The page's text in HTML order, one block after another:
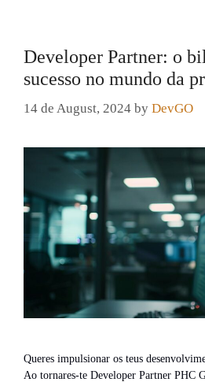
Developer Partner: o
sucesso no mundo da
14 de August, 2024 by DevGO
Queres impulsionar os teus
Ao tornares-te Developer Partner PHC